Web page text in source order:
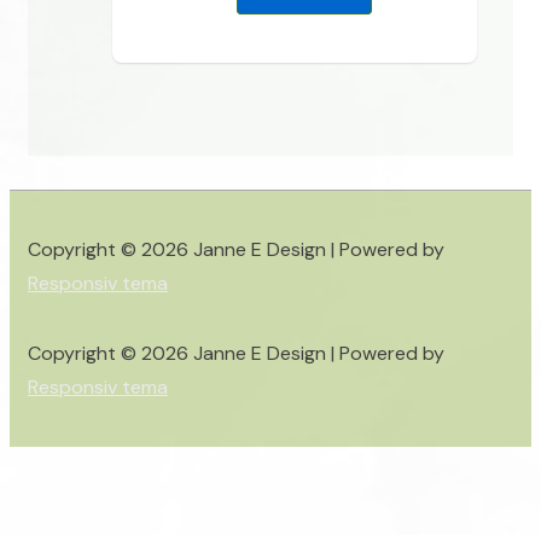
Copyright © 2026 Janne E Design | Powered by
Responsiv tema
Copyright © 2026 Janne E Design | Powered by
Responsiv tema